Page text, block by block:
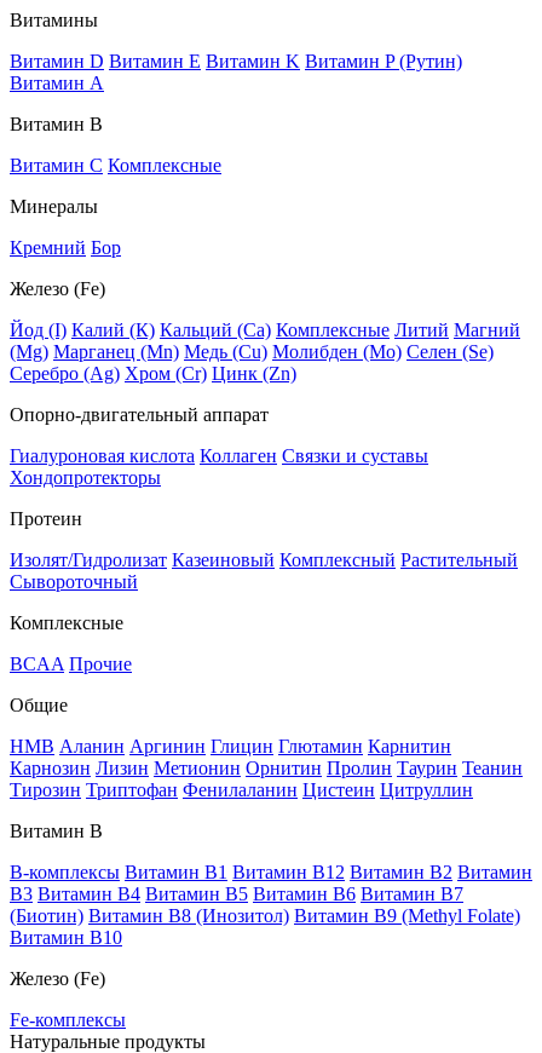
Витамины
Витамин D Витамин E Витамин K Витамин P (Рутин)
Витамин А
Витамин В
Витамин C Комплексные
Минералы
Кремний Бор
Железо (Fe)
Йод (I) Калий (К) Кальций (Са) Комплексные Литий Магний
(Mg) Марганец (Mn) Медь (Сu) Молибден (Мо) Селен (Se)
Серебро (Ag) Хром (Cr) Цинк (Zn)
Опорно-двигательный аппарат
Гиалуроновая кислота Коллаген Связки и суставы
Хондопротекторы
Протеин
Изолят/Гидролизат Казеиновый Комплексный Растительный
Сывороточный
Комплексные
BCAA Прочие
Общие
HMB Аланин Аргинин Глицин Глютамин Карнитин
Карнозин Лизин Метионин Орнитин Пролин Таурин Теанин
Тирозин Триптофан Фенилаланин Цистеин Цитруллин
Витамин В
B-комплексы Витамин B1 Витамин B12 Витамин B2 Витамин
B3 Витамин B4 Витамин B5 Витамин B6 Витамин B7
(Биотин) Витамин B8 (Инозитол) Витамин B9 (Methyl Folate)
Витамин В10
Железо (Fe)
Fe-комплексы
Натуральные продукты